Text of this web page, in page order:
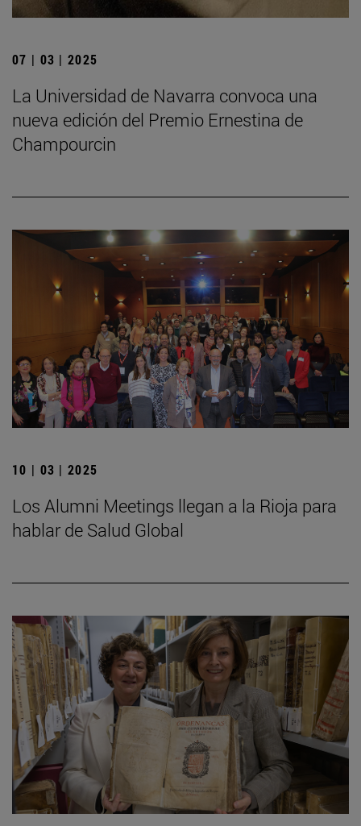
07 | 03 | 2025
La Universidad de Navarra convoca una
nueva edición del Premio Ernestina de
Champourcin
10 | 03 | 2025
Los Alumni Meetings llegan a la Rioja para
hablar de Salud Global